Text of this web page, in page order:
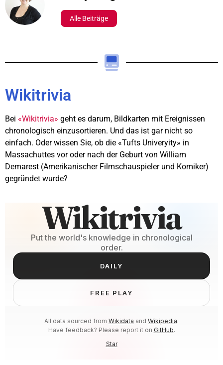
Alle Beiträge
Wikitrivia
Bei «Wikitrivia» geht es darum, Bildkarten mit Ereignissen
chronologisch einzusortieren. Und das ist gar nicht so
einfach. Oder wissen Sie, ob die «Tufts Univeryity» in
Massachuttes vor oder nach der Geburt von William
Demarest (Amerikanischer Filmschauspieler und Komiker)
gegründet wurde?